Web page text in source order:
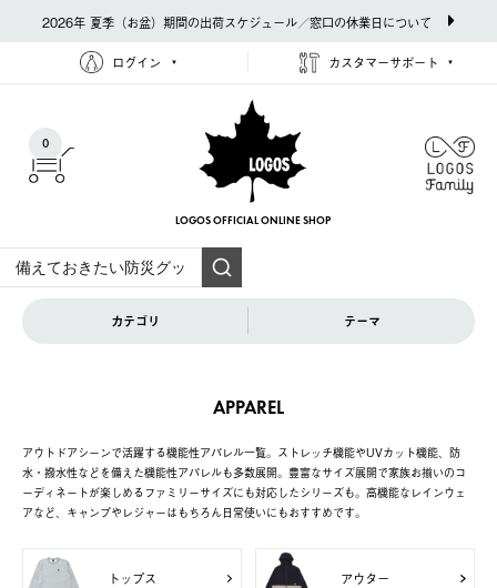
2026年 夏季（お盆）期間の出荷スケジュール／窓口の休業日について
ログイン カスタマーサポート
0
LOGOS OFFICIAL ONLINE SHOP
カテゴリ テーマ
APPAREL
アウトドアシーンで活躍する機能性アパレル一覧。ストレッチ機能やUVカット機能、防
水・撥水性などを備えた機能性アパレルも多数展開。豊富なサイズ展開で家族お揃いのコ
ーディネートが楽しめるファミリーサイズにも対応したシリーズも。高機能なレインウェ
アなど、キャンプやレジャーはもちろん日常使いにもおすすめです。
トップス アウター